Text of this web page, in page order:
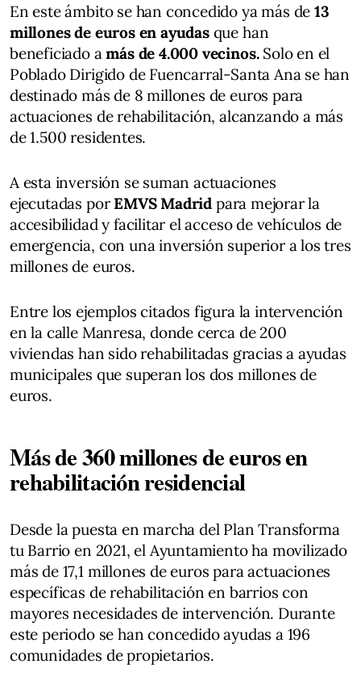
En este ámbito se han concedido ya más de13
millones de euros en ayudasque han
beneficiado amás de 4.000 vecinos.Solo en el
Poblado Dirigido de Fuencarral-Santa Ana se han
destinado más de 8 millones de euros para
actuaciones de rehabilitación, alcanzando a más
de 1.500 residentes.
A esta inversión se suman actuaciones
ejecutadas por EMVS Madrid para mejorar la
accesibilidad y facilitar el acceso de vehículos de
emergencia, con una inversión superior a los tres
millones de euros.
Entre los ejemplos citados figura la intervención
en la calle Manresa, donde cerca de 200
viviendas han sido rehabilitadas gracias a ayudas
municipales que superan los dos millones de
euros.
Más de 360 millones de euros en
rehabilitación residencial
Desde la puesta en marcha del Plan Transforma
tu Barrio en 2021, el Ayuntamiento ha movilizado
más de 17,1 millones de euros para actuaciones
específicas de rehabilitación en barrios con
mayores necesidades de intervención. Durante
este periodo se han concedido ayudas a 196
comunidades de propietarios.